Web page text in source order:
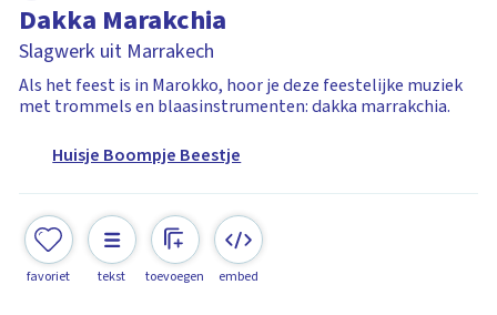
Dakka Marakchia
Slagwerk uit Marrakech
Als het feest is in Marokko, hoor je deze feestelijke muziek
met trommels en blaasinstrumenten: dakka marrakchia.
Huisje Boompje Beestje
favoriet tekst toevoegen embed